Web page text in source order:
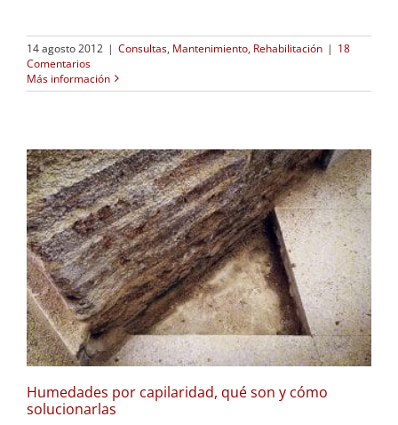
14 agosto 2012 | Consultas, Mantenimiento, Rehabilitación | 18
Comentarios
Más información
Humedades por capilaridad, qué son y cómo
solucionarlas